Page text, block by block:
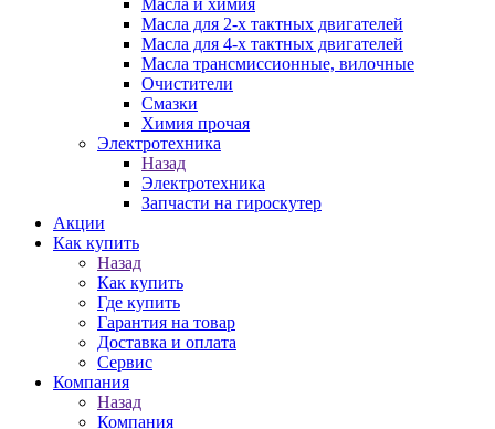
Масла и химия
Масла для 2-х тактных двигателей
Масла для 4-х тактных двигателей
Масла трансмиссионные, вилочные
Очистители
Смазки
Химия прочая
Электротехника
Назад
Электротехника
Запчасти на гироскутер
Акции
Как купить
Назад
Как купить
Где купить
Гарантия на товар
Доставка и оплата
Сервис
Компания
Назад
Компания